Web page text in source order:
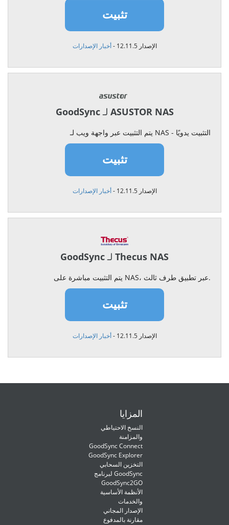
تثبيت
الإصدار 12.11.5 - أخبار الإصدارات
GoodSync لـ ASUSTOR NAS
يتم التثبيت عبر واجهة ويب لـ NAS - التثبيت يدويًا
تثبيت
الإصدار 12.11.5 - أخبار الإصدارات
GoodSync لـ Thecus NAS
يتم التثبيت مباشرة على NAS، عبر تطبيق طرف ثالث.
تثبيت
الإصدار 12.11.5 - أخبار الإصدارات
المزايا
النسخ الاحتياطي
والمزامنة
GoodSync Connect
GoodSync Explorer
التخزين السحابي
لبرنامج GoodSync
GoodSync2GO
الأنظمة الأساسية
والخدمات
الإصدار المجاني
مقارنة بالمدفوع